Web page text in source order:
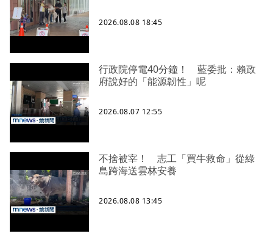
2026.08.08 18:45
行政院停電40分鐘！ 藍委批：賴政
府說好的「能源韌性」呢
2026.08.07 12:55
不捨被宰！ 志工「買牛救命」從綠
島跨海送雲林安養
2026.08.08 13:45